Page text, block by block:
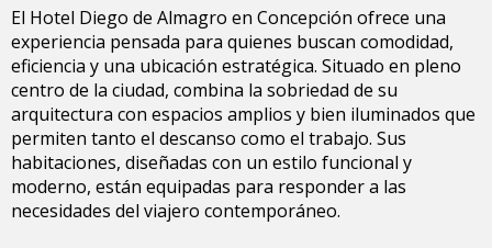
El Hotel Diego de Almagro en Concepción ofrece una
experiencia pensada para quienes buscan comodidad,
eficiencia y una ubicación estratégica. Situado en pleno
centro de la ciudad, combina la sobriedad de su
arquitectura con espacios amplios y bien iluminados que
permiten tanto el descanso como el trabajo. Sus
habitaciones, diseñadas con un estilo funcional y
moderno, están equipadas para responder a las
necesidades del viajero contemporáneo.